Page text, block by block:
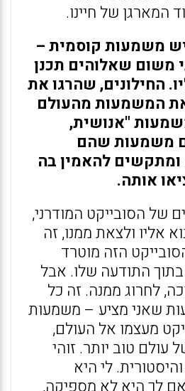
המארגן של חיינו.
משמעות קוסמית –
משום שאלוהים תכנן
החילונים, שהרגו את
את המשמעות מהעולם
"אנושית,
משמעות שהם
ומתקשים להאמין בה
אותה.
של הסובייקט המודרני,
אליו ולצאת ממנו, זה
הזה מוטרד
התודעה שלו. אבל
לחרוג ממנה. זה כל
שאני מציע – משמעות
מעצמו אל העולם,
עולם טוב יותר. זוהי
לי היא